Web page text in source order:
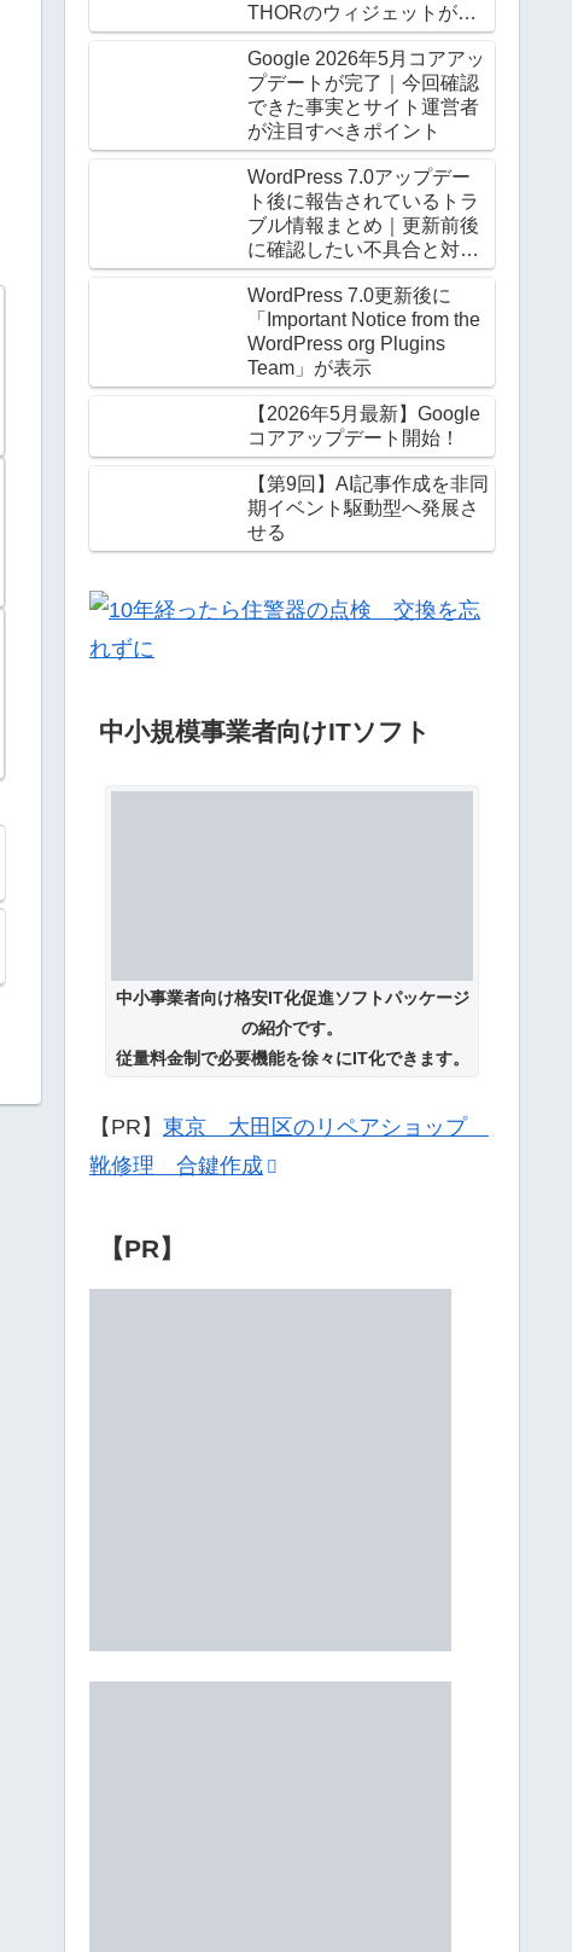
THORのウィジェットがロ
グアウト時だけ崩る
Google 2026年5月コアアッ
プデートが完了｜今回確認
できた事実とサイト運営者
が注目すべきポイント
WordPress 7.0アップデー
ト後に報告されているトラ
ブル情報まとめ｜更新前後
に確認したい不具合と対処
法
WordPress 7.0更新後に
「Important Notice from the
WordPress org Plugins
Team」が表示
【2026年5月最新】Google
コアアップデート開始！
【第9回】AI記事作成を非同
期イベント駆動型へ発展さ
せる
中小規模事業者向けITソフト
中小事業者向け格安IT化促進ソフトパッケージ
の紹介です。
従量料金制で必要機能を徐々にIT化できます。
【PR】 東京 大田区のリペアショップ
靴修理 合鍵作成
【PR】